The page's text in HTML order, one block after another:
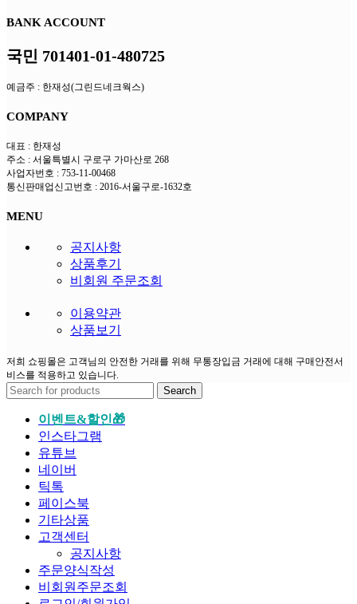
BANK ACCOUNT
국민 701401-01-480725
예금주 : 한재성(그린드네크웍스)
COMPANY
대표 : 한재성
주소 : 서울특별시 구로구 가마산로 268
사업자번호 : 753-11-00468
통신판매업신고번호 : 2016-서울구로-1632호
MENU
공지사항
상품후기
비회원 주문조회
이용약관
상품보기
저희 쇼핑몰은 고객님의 안전한 거래를 위해 무통장입금 거래에 대해 구매안전서
비스를 적용하고 있습니다.
Search
이벤트&할인🎁
인스타그램
유튜브
네이버
틱톡
페이스북
기타상품
고객센터
공지사항
주문양식작성
비회원주문조회